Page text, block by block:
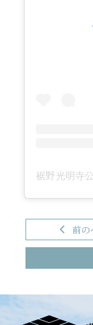
前の